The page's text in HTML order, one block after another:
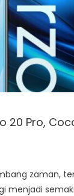
20 Pro,
zaman,
menjadi